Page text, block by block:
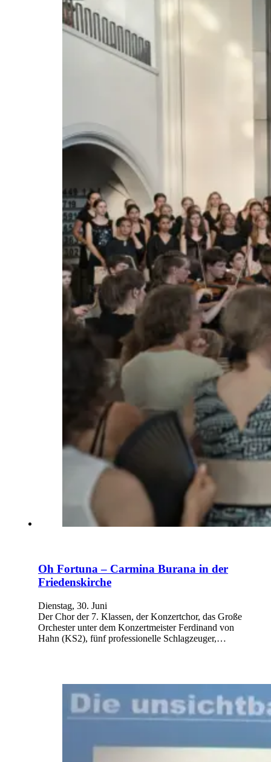
Oh Fortuna – Carmina Burana in der
Friedenskirche
Dienstag, 30. Juni
Der Chor der 7. Klassen, der Konzertchor, das Große
Orchester unter dem Konzertmeister Ferdinand von
Hahn (KS2), fünf professionelle Schlagzeuger,…